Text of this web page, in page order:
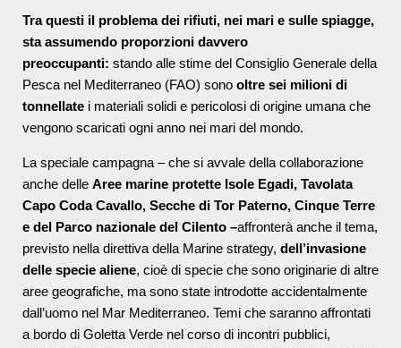
Tra questi il problema dei rifiuti, nei mari e sulle spiagge,
sta assumendo proporzioni davvero
preoccupanti: stando alle stime del Consiglio Generale della
Pesca nel Mediterraneo (FAO) sono oltre sei milioni di
tonnellate i materiali solidi e pericolosi di origine umana che
vengono scaricati ogni anno nei mari del mondo.
La speciale campagna – che si avvale della collaborazione
anche delle Aree marine protette Isole Egadi, Tavolata
Capo Coda Cavallo, Secche di Tor Paterno, Cinque Terre
e del Parco nazionale del Cilento –affronterà anche il tema,
previsto nella direttiva della Marine strategy, dell’invasione
delle specie aliene, cioè di specie che sono originarie di altre
aree geografiche, ma sono state introdotte accidentalmente
dall’uomo nel Mar Mediterraneo. Temi che saranno affrontati
a bordo di Goletta Verde nel corso di incontri pubblici,